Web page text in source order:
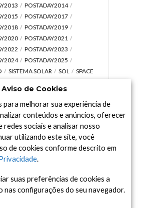
POSTADAY2014
POSTADAY2017
POSTADAY2019
POSTADAY2021
POSTADAY2023
POSTADAY2025
SISTEMA SOLAR SOL
SPACE
VÍDEO
Aviso de Cookies
para melhorar sua experiência de
conteúdos e anúncios, oferecer
redes sociais e analisar nosso
utilizando este site, você
de cookies conforme descrito em
.
suas preferências de cookies a
nas configurações do seu navegador.